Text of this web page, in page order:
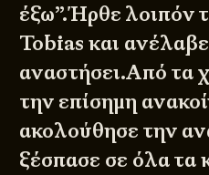
έξω”.Ήρθε λοιπόν
Tobias και
αναστήσει.Από τα
την επίσημη
ακολούθησε την
ξέσπασε σε όλα τα